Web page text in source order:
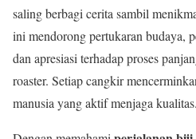
saling berbagi cerita sambil
ini mendorong pertukaran budaya,
dan apresiasi terhadap proses
roaster. Setiap cangkir
manusia yang aktif menjaga kualitas.